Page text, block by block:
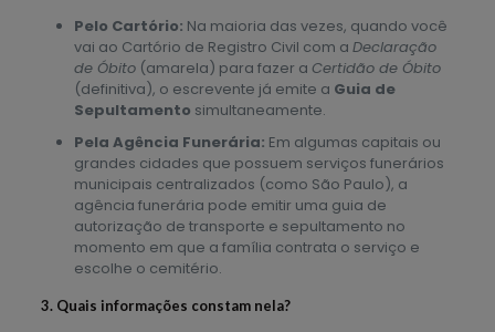
Pelo Cartório: Na maioria das vezes, quando você
vai ao Cartório de Registro Civil com a Declaração
de Óbito(amarela) para fazer a Certidão de Óbito
(definitiva), o escrevente já emite a Guia de
Sepultamento simultaneamente.
Pela Agência Funerária: Em algumas capitais ou
grandes cidades que possuem serviços funerários
municipais centralizados (como São Paulo), a
agência funerária pode emitir uma guia de
autorização de transporte e sepultamento no
momento em que a família contrata o serviço e
escolhe o cemitério.
3. Quais informações constam nela?